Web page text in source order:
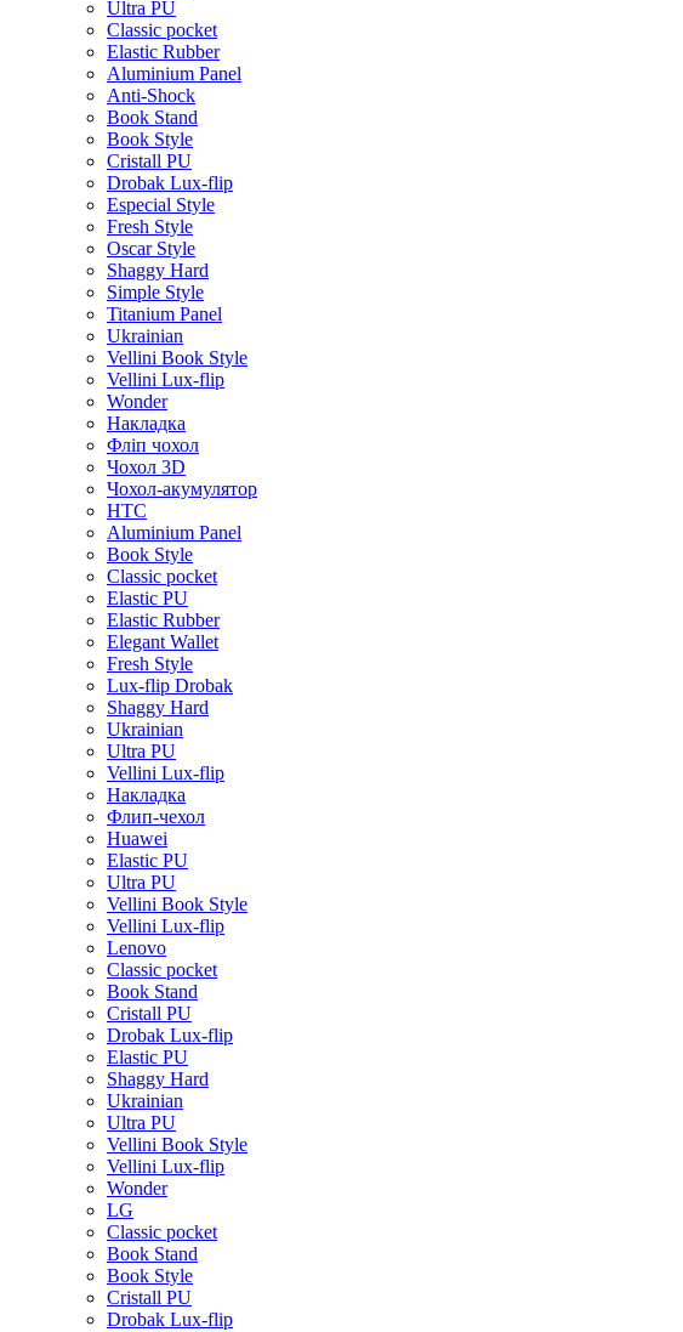
Ultra PU
Classic pocket
Elastic Rubber
Aluminium Panel
Anti-Shock
Book Stand
Book Style
Cristall PU
Drobak Lux-flip
Especial Style
Fresh Style
Oscar Style
Shaggy Hard
Simple Style
Titanium Panel
Ukrainian
Vellini Book Style
Vellini Lux-flip
Wonder
Накладка
Фліп чохол
Чохол 3D
Чохол-акумулятор
HTC
Aluminium Panel
Book Style
Classic pocket
Elastic PU
Elastic Rubber
Elegant Wallet
Fresh Style
Lux-flip Drobak
Shaggy Hard
Ukrainian
Ultra PU
Vellini Lux-flip
Накладка
Флип-чехол
Huawei
Elastic PU
Ultra PU
Vellini Book Style
Vellini Lux-flip
Lenovo
Classic pocket
Book Stand
Cristall PU
Drobak Lux-flip
Elastic PU
Shaggy Hard
Ukrainian
Ultra PU
Vellini Book Style
Vellini Lux-flip
Wonder
LG
Classic pocket
Book Stand
Book Style
Cristall PU
Drobak Lux-flip